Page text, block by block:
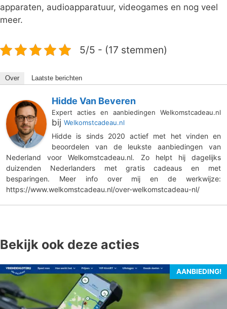
apparaten, audioapparatuur, videogames en nog veel
meer.
5/5 - (17 stemmen)
Over Laatste berichten
Hidde Van Beveren
Expert acties en aanbiedingen Welkomstcadeau.nl
bij Welkomstcadeau.nl
Hidde is sinds 2020 actief met het vinden en
beoordelen van de leukste aanbiedingen van
Nederland voor Welkomstcadeau.nl. Zo helpt hij dagelijks
duizenden Nederlanders met gratis cadeaus en met
besparingen. Meer info over mij en de werkwijze:
https://www.welkomstcadeau.nl/over-welkomstcadeau-nl/
Bekijk ook deze acties
AANBIEDING!